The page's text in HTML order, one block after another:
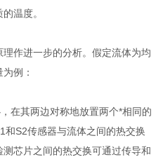
温度。
作进一步的分析。假定流体为均
例：
其两边对称地放置两个*相同的
和S2传感器与流体之间的热交换
芯片之间的热交换可通过传导和